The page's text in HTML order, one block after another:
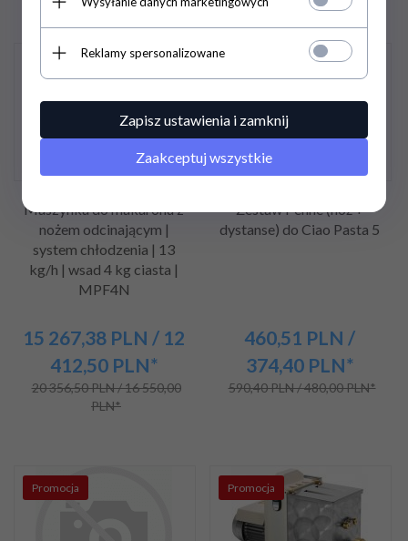
Promocja
Maszynka do makaronu z
nożem odcinającym |
system chłodzenia | 13
kg/h | wsad 4 kg ciasta |
MPF4N
15 267,38 PLN / 12
412,50 PLN*
20 356,50 PLN / 16 550,00
PLN*
Zestaw Penne (nóż +
dystanse) do Ciao Pasta 5
460,51 PLN /
374,40 PLN*
590,40 PLN / 480,00 PLN*
Promocja Promocja
Reklamy spersonalizowane
Zapisz ustawienia i zamknij
Zaakceptuj wszystkie